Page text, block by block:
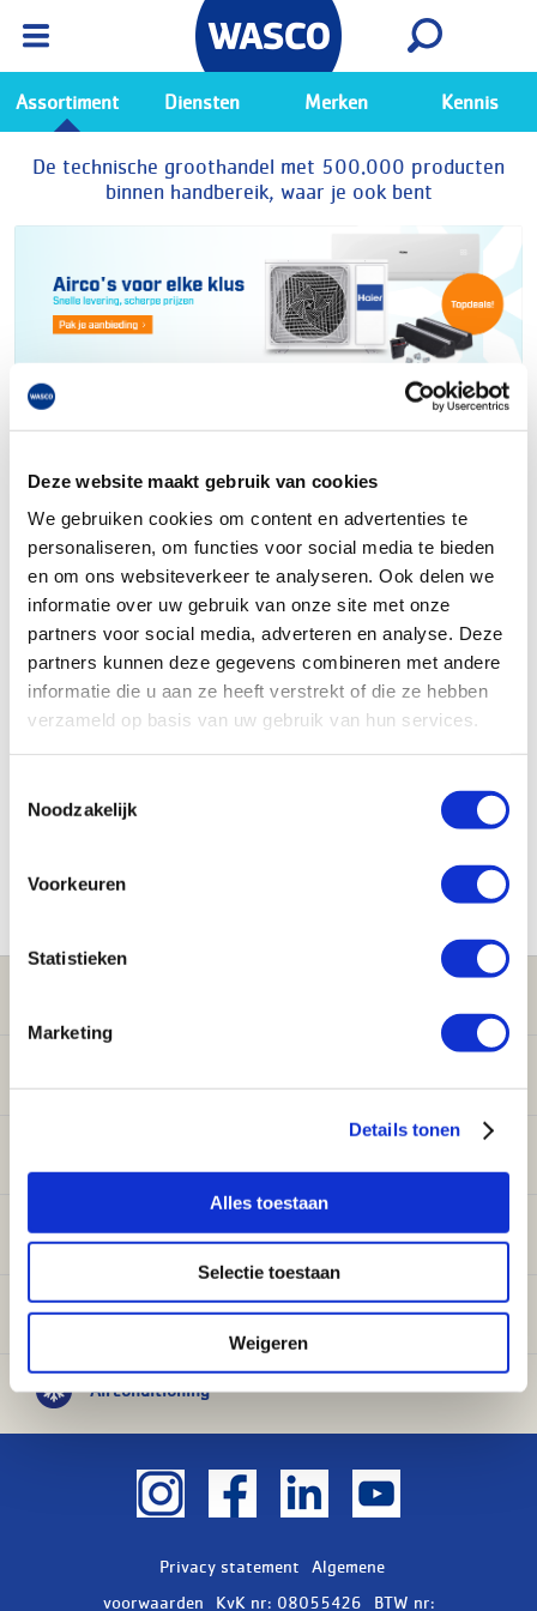
Deze website maakt gebruik van cookies
We gebruiken cookies om content en advertenties te
personaliseren, om functies voor social media te bieden
en om ons websiteverkeer te analyseren. Ook delen we
informatie over uw gebruik van onze site met onze
partners voor social media, adverteren en analyse. Deze
partners kunnen deze gegevens combineren met andere
informatie die u aan ze heeft verstrekt of die ze hebben
verzameld op basis van uw gebruik van hun services.
Noodzakelijk
Voorkeuren
Statistieken
Marketing
Details tonen
Alles toestaan
Selectie toestaan
Weigeren
Ga naar de Wasco app
Bekijk
Assortiment Diensten Merken Kennis
De technische groothandel met 500.000 producten
binnen handbereik, waar je ook bent
Onderdelen
Ventilatie
Airconditioning
Privacy statement
Algemene
voorwaarden
KvK nr: 08055426 BTW nr: